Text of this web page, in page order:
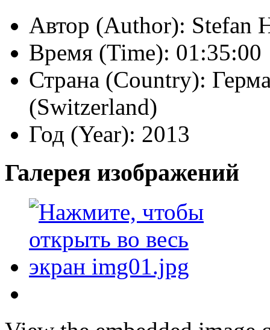
Автор (Author): Stefan
Время (Time): 01:35:00
Страна (Country):
(Switzerland)
Год (Year): 2013
Галерея изображений